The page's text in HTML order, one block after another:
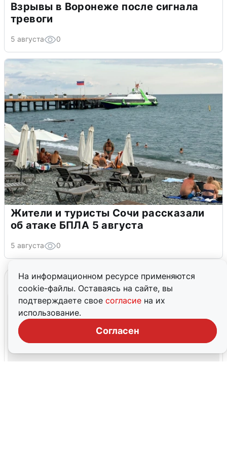
На информационном ресурсе применяются
cookie-файлы. Оставаясь на сайте, вы
подтверждаете свое согласие на их
использование.
Согласен
Взрывы в Воронеже после сигнала
тревоги
5 августа 0
Жители и туристы Сочи рассказали
об атаке БПЛА 5 августа
5 августа 0